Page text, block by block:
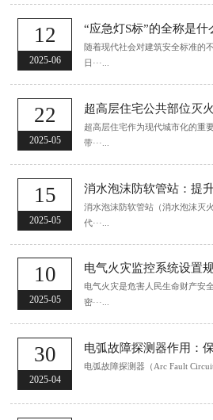
12
2025-06
“应急灯S标”的全称是
随着现代社会对建筑安全标准的
日···...
22
2025-05
超高层住宅公共部位灭
超高层住宅作为现代城市化的重
带···...
15
2025-05
消水泡沫防软管站（消水泡沫灭
代···...
10
2025-05
电气火灾监控系统设置
电气火灾是危害人民生命财产安
密···...
30
2025-04
电弧故障探测器（Arc Fault Circuit